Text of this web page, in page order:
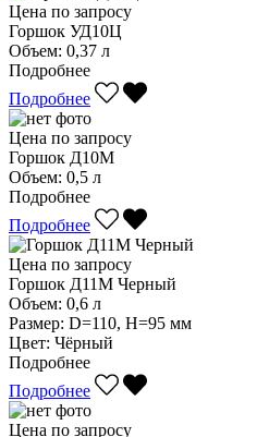
Цена по запросу
Горшок УД10Ц
Объем: 0,37 л
Подробнее
Подробнее
Цена по запросу
Горшок Д10М
Объем: 0,5 л
Подробнее
Подробнее
Цена по запросу
Горшок Д11М Черный
Объем: 0,6 л
Размер: D=110, H=95 мм
Цвет: Чёрный
Подробнее
Подробнее
Цена по запросу